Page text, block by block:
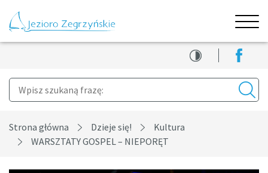
Zegrzyńskie
Kontrast
Strona główna Dzieje się!
Kultura
WARSZTATY GOSPEL – NIEPORĘT
Menu